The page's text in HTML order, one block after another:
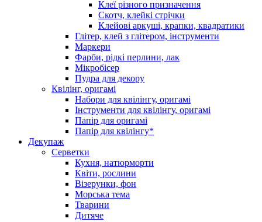
Клеї різного призначення
Скотч, клейкі стрічки
Клейові аркуші, крапки, квадратики
Глітер, клей з глітером, інструменти
Маркери
Фарби, рідкі перлини, лак
Мікробісер
Пудра для декору
Квілінг, оригамі
Набори для квілінгу, оригамі
Інструменти для квілінгу, оригамі
Папір для оригамі
Папір для квілінгу*
Декупаж
Серветки
Кухня, натюрморти
Квіти, рослини
Візерунки, фон
Морська тема
Тварини
Дитяче